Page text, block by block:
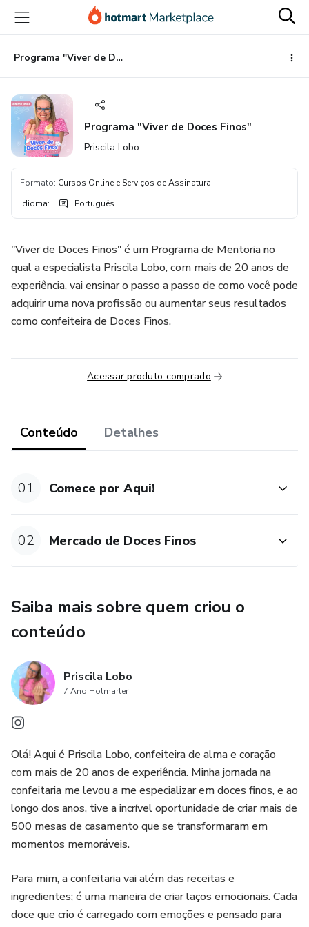
para
conteúdo
principal
para
pagamento
para
rodapé
Programa "Viver de Doces Finos"
Programa "Viver de Doces Finos"
Priscila Lobo
Formato: Cursos Online e Serviços de Assinatura
Idioma: Português
"Viver de Doces Finos" é um Programa de Mentoria no
qual a especialista Priscila Lobo, com mais de 20 anos de
experiência, vai ensinar o passo a passo de como você pode
adquirir uma nova profissão ou aumentar seus resultados
como confeiteira de Doces Finos.
Acessar produto comprado
Conteúdo Detalhes
01 Comece por Aqui!
02 Mercado de Doces Finos
Saiba mais sobre quem criou o
conteúdo
Priscila Lobo
7 Ano Hotmarter
Olá! Aqui é Priscila Lobo, confeiteira de alma e coração
com mais de 20 anos de experiência. Minha jornada na
confeitaria me levou a me especializar em doces finos, e ao
longo dos anos, tive a incrível oportunidade de criar mais de
500 mesas de casamento que se transformaram em
momentos memoráveis.
Para mim, a confeitaria vai além das receitas e
ingredientes; é uma maneira de criar laços emocionais. Cada
doce que crio é carregado com emoções e pensado para